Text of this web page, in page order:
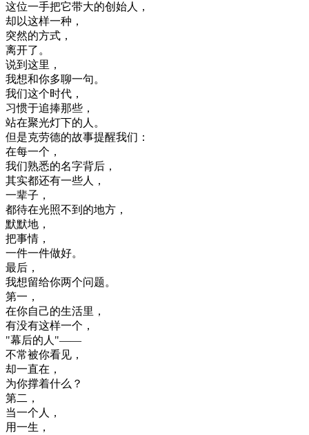
这位一手把它带大的创始人 ，
却以这样一种 ，
突然的方式 ，
离开了。
说到 这里 ，
我想和你多聊一句。
我们这个时代 ，
习惯于追捧那些 ，
站在聚光灯下的人。
但是克劳德的故事提醒我们 ：
在每一个 ，
我们熟悉的名字背后 ，
其实都还有一些人 ，
一辈子 ，
都待在光照不到 的地方 ，
默默地 ，
把事情 ，
一件一件做好。
最后 ，
我想留给你两个问题。
第一 ，
在你自己的生活里 ，
有没有这样一个 ，
"幕后的人"——
不常被你看见 ，
却一直在 ，
为你撑着什么 ？
第二 ，
当一个人 ，
用一生 ，